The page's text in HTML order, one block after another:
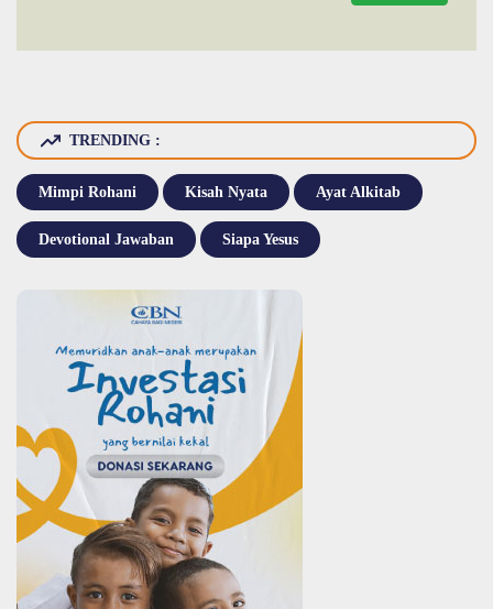
TRENDING :
Mimpi Rohani Kisah Nyata Ayat Alkitab
Devotional Jawaban Siapa Yesus